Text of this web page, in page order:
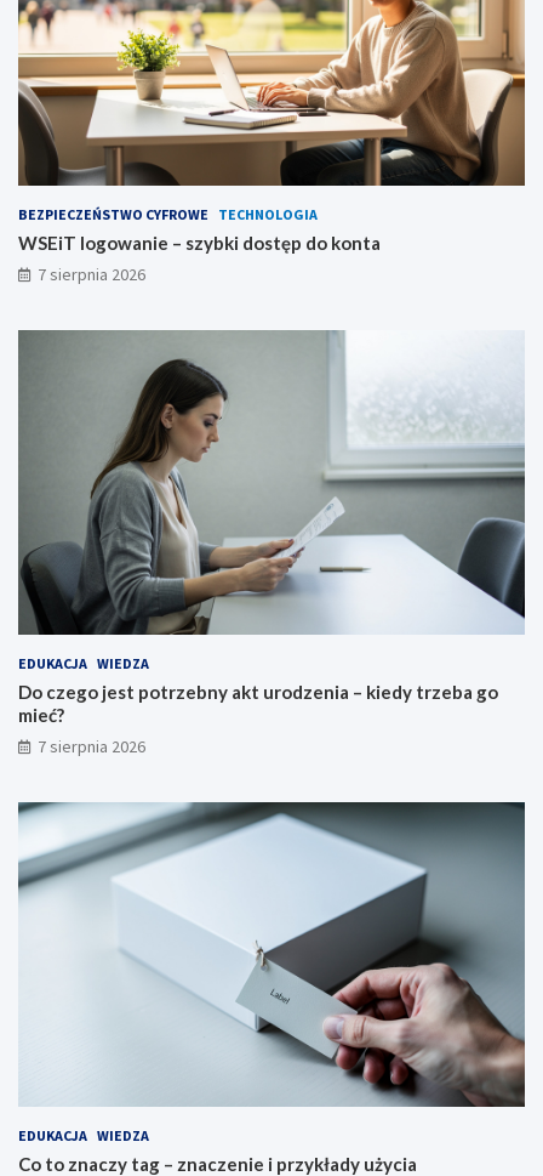
BEZPIECZEŃSTWO CYFROWE TECHNOLOGIA
WSEiT logowanie – szybki dostęp do konta
7 sierpnia 2026
EDUKACJA WIEDZA
Do czego jest potrzebny akt urodzenia – kiedy trzeba go
mieć?
7 sierpnia 2026
EDUKACJA WIEDZA
Co to znaczy tag – znaczenie i przykłady użycia